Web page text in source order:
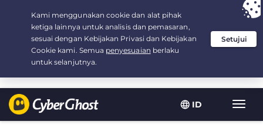
ID
Your choice: The Best Dealfor 2.1666666666667-years at $
/month